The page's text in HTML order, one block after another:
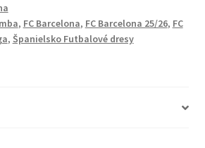
, FC Barcelona, FC Barcelona 25/26, FC
, Španielsko Futbalové dresy